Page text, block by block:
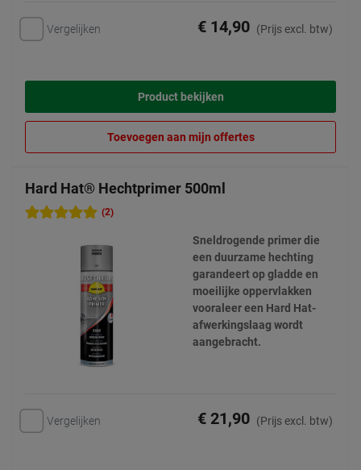
Vergelijken € 14,90 (Prijs excl. btw)
Product bekijken
Toevoegen aan mijn offertes
Hard Hat® Hechtprimer 500ml
(2)
Sneldrogende primer die
een duurzame hechting
garandeert op gladde en
moeilijke oppervlakken
vooraleer een Hard Hat-
afwerkingslaag wordt
aangebracht.
Vergelijken € 21,90 (Prijs excl. btw)